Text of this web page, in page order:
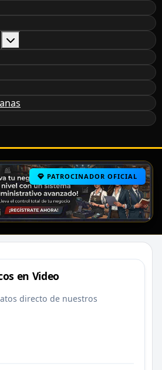
PATROCINADOR OFICIAL
en Video
directo de nuestros